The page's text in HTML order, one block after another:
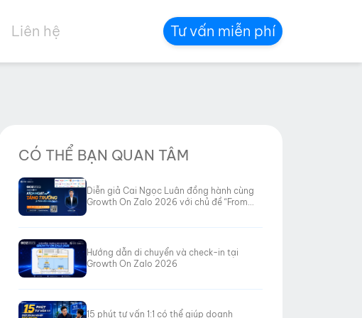
Liên hệ Tư vấn miễn phí
CÓ THỂ BẠN QUAN TÂM
Diễn giả Cai Ngọc Luân đồng hành cùng
Growth On Zalo 2026 với chủ đề “From
Hướng dẫn di chuyển và check-in tại
Growth On Zalo 2026
15 phút tư vấn 1:1 có thể giúp doanh